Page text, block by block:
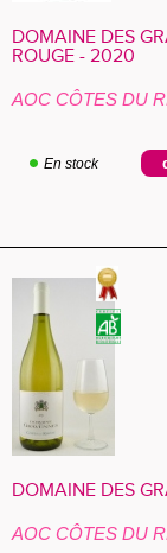
DOMAINE DES
ROUGE - 2020
AOC CÔTES DU
En stock
DOMAINE DES
AOC CÔTES DU